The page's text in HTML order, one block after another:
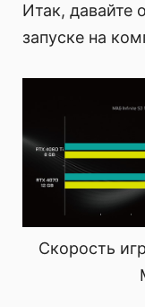
Итак, давайте
запуске на
Скорость